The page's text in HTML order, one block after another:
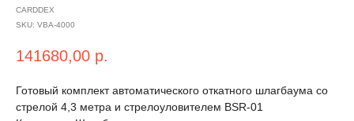
CARDDEX
SKU: VBA-4000
141680,00 р.
Готовый комплект автоматического откатного шлагбаума со
стрелой 4,3 метра и стрелоуловителем BSR-01